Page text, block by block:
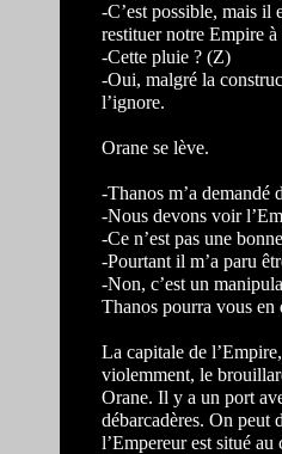
-C’est possible, mais il
restituer notre Empire
-Cette pluie ? (Z)
-Oui, malgré la
l’ignore.
Orane se lève.
-Thanos m’a demandé
-Nous devons voir
-Ce n’est pas une
-Pourtant il m’a paru
-Non, c’est un
Thanos pourra vous en
La capitale de
violemment, le
Orane. Il y a un port
débarcadères. On peut
l’Empereur est situé